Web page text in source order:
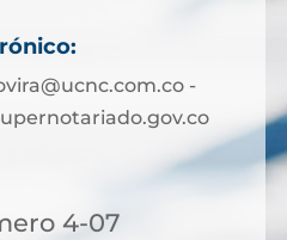
-
4-07